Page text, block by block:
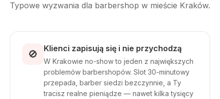
Typowe wyzwania dla barbershop w mieście Kraków.
🚫 Klienci zapisują się i nie przychodzą
W Krakowie no-show to jeden z największych
problemów barbershopów. Slot 30-minutowy
przepada, barber siedzi bezczynnie, a Ty
tracisz realne pieniądze — nawet kilka tysięcy